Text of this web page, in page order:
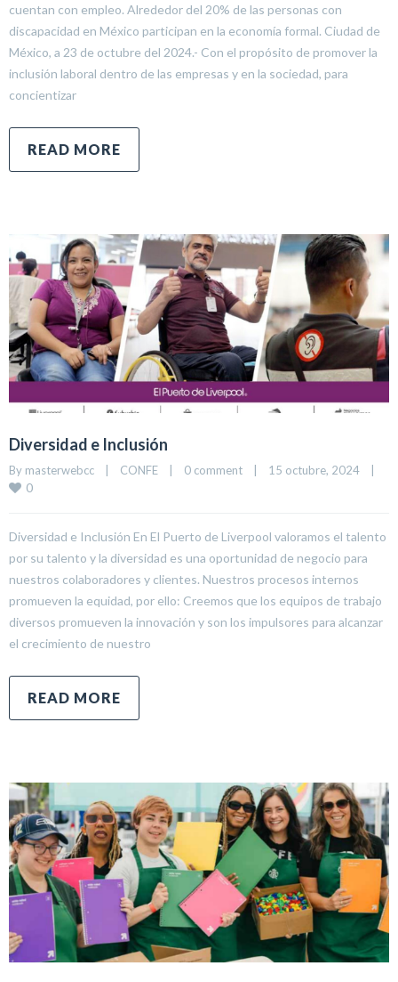
cuentan con empleo. Alrededor del 20% de las personas con
discapacidad en México participan en la economía formal. Ciudad de
México, a 23 de octubre del 2024.- Con el propósito de promover la
inclusión laboral dentro de las empresas y en la sociedad, para
concientizar
READ MORE
Diversidad e Inclusión
By masterwebcc CONFE 0 comment 15 octubre, 2024
0
Diversidad e Inclusión En El Puerto de Liverpool valoramos el talento
por su talento y la diversidad es una oportunidad de negocio para
nuestros colaboradores y clientes. Nuestros procesos internos
promueven la equidad, por ello: Creemos que los equipos de trabajo
diversos promueven la innovación y son los impulsores para alcanzar
el crecimiento de nuestro
READ MORE